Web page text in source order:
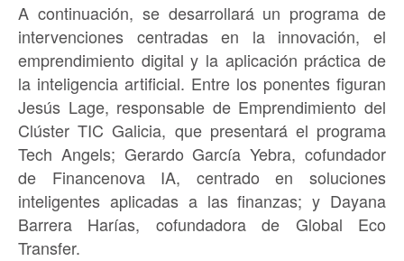
A continuación, se desarrollará un programa de
intervenciones centradas en la innovación, el
emprendimiento digital y la aplicación práctica de
la inteligencia artificial. Entre los ponentes figuran
Jesús Lage, responsable de Emprendimiento del
Clúster TIC Galicia, que presentará el programa
Tech Angels; Gerardo García Yebra, cofundador
de Financenova IA, centrado en soluciones
inteligentes aplicadas a las finanzas; y Dayana
Barrera Harías, cofundadora de Global Eco
Transfer.